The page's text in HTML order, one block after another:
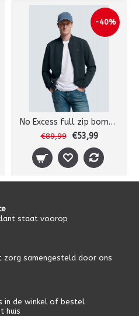
-40%
No Excess full zip bomber sw
€89,99 €53,99
staat voorop
zorg samengesteld door ons
in de winkel of bestel
huis